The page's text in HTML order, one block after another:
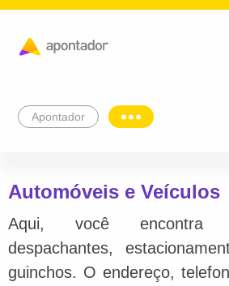
Apontador
Automóveis e Veículos
Aqui, você encontra
despachantes,
guinchos. O endereço,